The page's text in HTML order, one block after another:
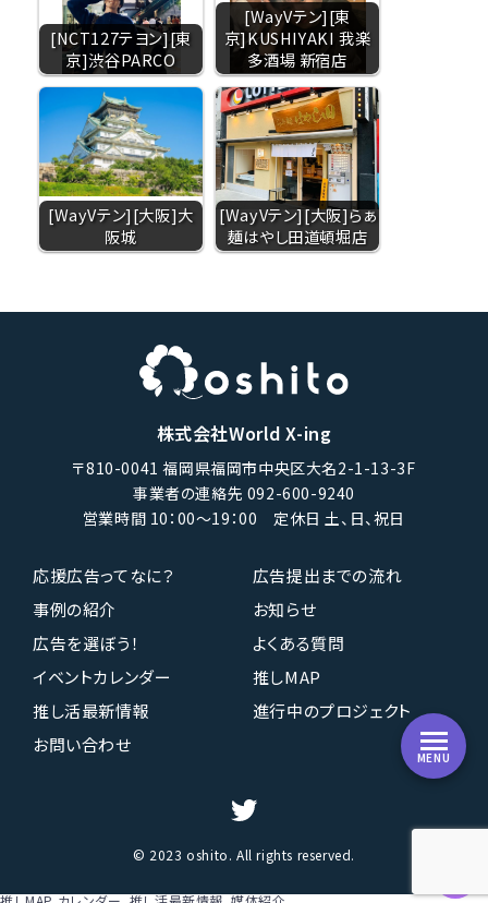
[NCT127テヨン][東
京]渋谷PARCO
[WayVテン][東
京]KUSHIYAKI 我楽
多酒場 新宿店
[WayVテン][大阪]大
阪城
[WayVテン][大阪]らぁ
麺はやし田道頓堀店
株式会社World X-ing
〒810-0041 福岡県福岡市中央区大名2-1-13-3F
事業者の連絡先 092-600-9240
営業時間 10：00〜19：00 定休日 土、日、祝日
MENU
応援広告ってなに？
広告提出までの流れ
事例の紹介
お知らせ
広告を選ぼう！
よくある質問
イベントカレンダー
推しMAP
推し活最新情報
進行中のプロジェクト
お問い合わせ
© 2023 oshito. All rights reserved.